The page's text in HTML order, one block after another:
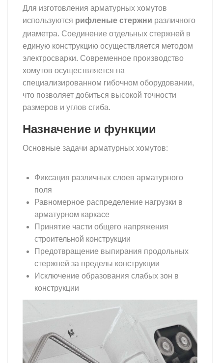
Для изготовления арматурных хомутов
используются рифленые стержни различного
диаметра. Соединение отдельных стержней в
единую конструкцию осуществляется методом
электросварки. Современное производство
хомутов осуществляется на
специализированном гибочном оборудовании,
что позволяет добиться высокой точности
размеров и углов сгиба.
Назначение и функции
Основные задачи арматурных хомутов:
Фиксация различных слоев арматурного
поля
Равномерное распределение нагрузки в
арматурном каркасе
Принятие части общего напряжения
строительной конструкции
Предотвращение выпирания продольных
стержней за пределы конструкции
Исключение образования слабых зон в
конструкции